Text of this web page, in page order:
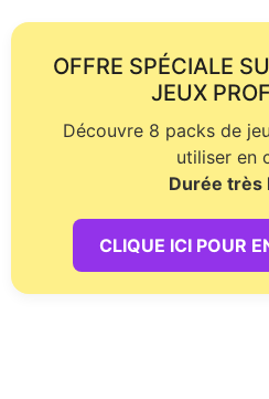
OFFRE SPÉCIALE
JEUX
Découvre 8 packs de
utiliser en
Durée très
CLIQUE ICI POUR